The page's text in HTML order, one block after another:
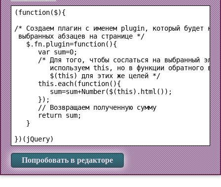
(function($){
/* Создаем плагин с именем plugin, который будет
выбранных абзацев на странице */
   $.fn.plugin=function(){
      var sum=0;
/* Для того, чтобы сослаться на выбранный
используем this, но в функции обратного
         $(this) для этих же целей */
this .each(function(){
         sum=sum+Number(
$(this) .html());
      });
      // Возвращаем полученную сумму
      return sum;
   }
Попробовать в редакторе